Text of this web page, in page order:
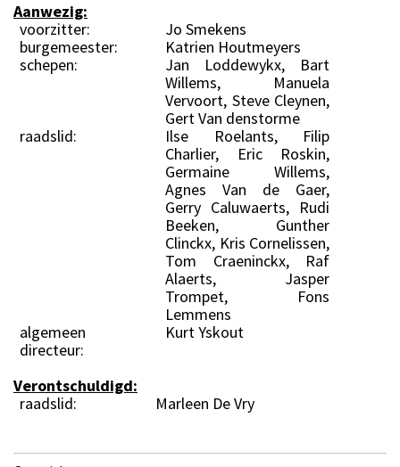
Aanwezig:
voorzitter:
Jo Smekens
burgemeester:
Katrien Houtmeyers
schepen:
Jan Loddewykx, Bart
Willems, Manuela
Vervoort, Steve Cleynen,
Gert Van denstorme
raadslid:
Ilse Roelants, Filip
Charlier, Eric Roskin,
Germaine Willems,
Agnes Van de Gaer,
Gerry Caluwaerts, Rudi
Beeken, Gunther
Clinckx, Kris Cornelissen,
Tom Craeninckx, Raf
Alaerts, Jasper
Trompet, Fons
Lemmens
algemeen
directeur:
Kurt Yskout
Verontschuldigd:
raadslid:
Marleen De Vry